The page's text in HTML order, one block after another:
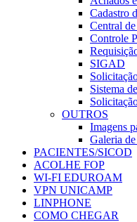
Cadastro
Central
Controle
SIGAD
Sistema
OUTROS
Imagens
Galeria
PACIENTES/SICOD
ACOLHE FOP
WI-FI EDUROAM
VPN UNICAMP
LINPHONE
COMO CHEGAR